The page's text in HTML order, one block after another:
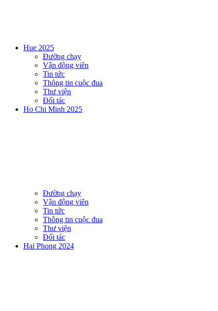
Hue 2025
Đường chạy
Vận động viên
Tin tức
Thông tin cuộc đua
Thư viện
Đối tác
Ho Chi Minh 2025
Đường chạy
Vận động viên
Tin tức
Thông tin cuộc đua
Thư viện
Đối tác
Hai Phong 2024